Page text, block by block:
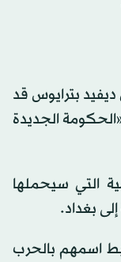
بترايوس قد
الجديدة
التي سيحملها
بغداد.
اسمهم بالحرب